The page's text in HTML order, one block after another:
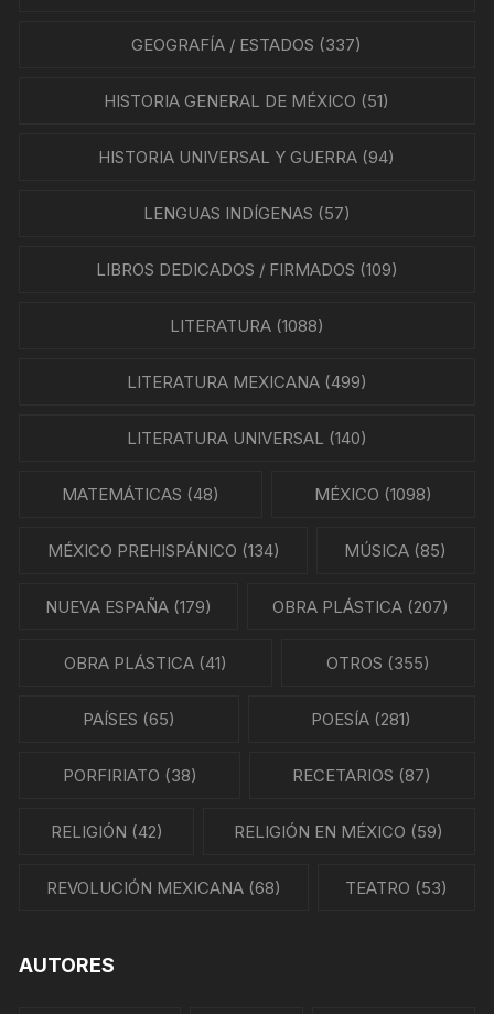
GEOGRAFÍA / ESTADOS (337)
HISTORIA GENERAL DE MÉXICO (51)
HISTORIA UNIVERSAL Y GUERRA (94)
LENGUAS INDÍGENAS (57)
LIBROS DEDICADOS / FIRMADOS (109)
LITERATURA(1088)
LITERATURA MEXICANA(499)
LITERATURA UNIVERSAL (140)
MATEMÁTICAS (48) MÉXICO (1098)
MÉXICO PREHISPÁNICO (134) MÚSICA (85)
NUEVA ESPAÑA(179) OBRA PLÁSTICA (207)
OBRA PLÁSTICA (41) OTROS (355)
PAÍSES (65) POESÍA (281)
PORFIRIATO (38) RECETARIOS (87)
RELIGIÓN (42) RELIGIÓN EN MÉXICO (59)
REVOLUCIÓN MEXICANA (68) TEATRO (53)
AUTORES